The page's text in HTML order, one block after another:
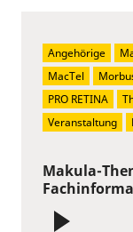
Makula-
Angehörige
MacTel
PRO RETINA
Veranstaltung